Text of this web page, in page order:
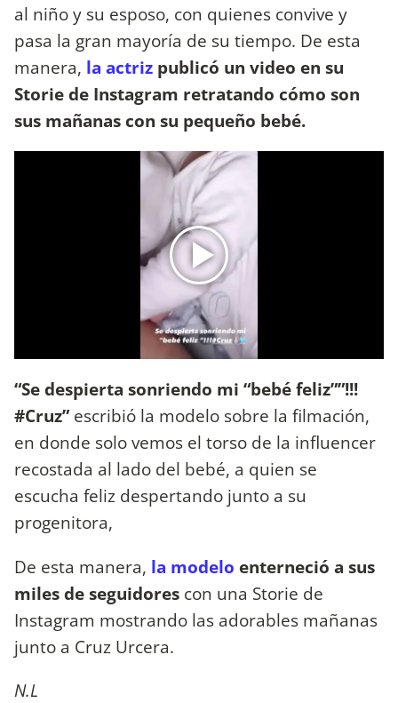
al niño y su esposo, con quienes convive y
pasa la gran mayoría de su tiempo. De esta
manera, la actriz publicó un video en su
Storie de Instagram retratando cómo son
sus mañanas con su pequeño bebé.
“Se despierta sonriendo mi “bebé feliz””!!!
#Cruz”escribió la modelo sobre la filmación,
en donde solo vemos el torso de la influencer
recostada al lado del bebé, a quien se
escucha feliz despertando junto a su
progenitora,
De esta manera, la modelo enterneció a sus
miles de seguidores con una Storie de
Instagram mostrando las adorables mañanas
junto a Cruz Urcera.
N.L